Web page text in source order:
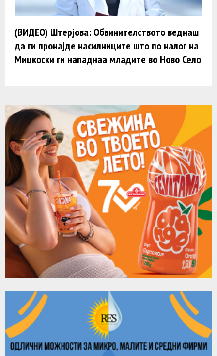
(ВИДЕО) Штерјова: Обвинителството веднаш
да ги пронајде насилниците што по налог на
Мицкоски ги нападнаа младите во Ново Село